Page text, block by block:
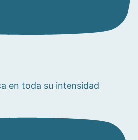
en toda su intensidad